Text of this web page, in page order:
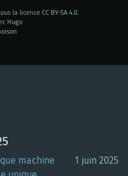
la licence CC BY-SA 4.0.
Hugo
machine
1 juin 2025